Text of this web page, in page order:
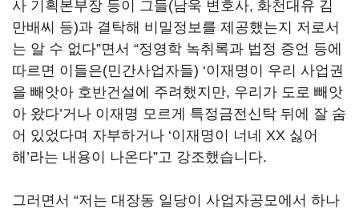
사 기획본부장 등이 그들(남욱 변호사, 화천대유 김
만배씨 등)과 결탁해 비밀정보를 제공했는지 저로서
는 알 수 없다”면서 “정영학 녹취록과 법정 증언 등에
따르면 이들은(민간사업자들) ‘이재명이 우리 사업권
을 빼앗아 호반건설에 주려했지만, 우리가 도로 빼앗
아 왔다’거나 이재명 모르게 특정금전신탁 뒤에 잘 숨
어 있었다며 자부하거나 ‘이재명이 너네 XX 싫어
해’라는 내용이 나온다”고 강조했습니다.
그러면서 “저는 대장동 일당이 사업자공모에서 하나